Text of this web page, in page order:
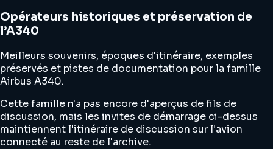
Opérateurs historiques et préservation de
l’A340
Meilleurs souvenirs, époques d'itinéraire, exemples
préservés et pistes de documentation pour la famille
Airbus A340.
Cette famille n'a pas encore d'aperçus de fils de
discussion, mais les invites de démarrage ci-dessus
maintiennent l'itinéraire de discussion sur l'avion
connecté au reste de l'archive.